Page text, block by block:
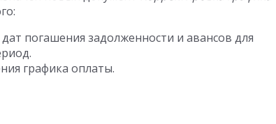
погашения задолженности и авансов для
графика оплаты.